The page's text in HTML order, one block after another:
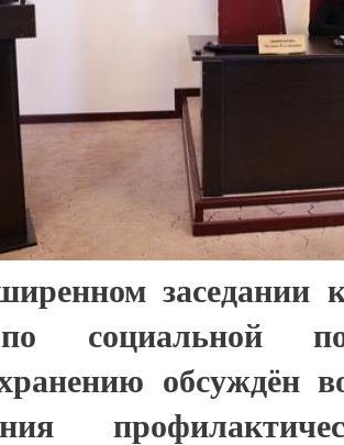
заседании
социальной
обсуждён